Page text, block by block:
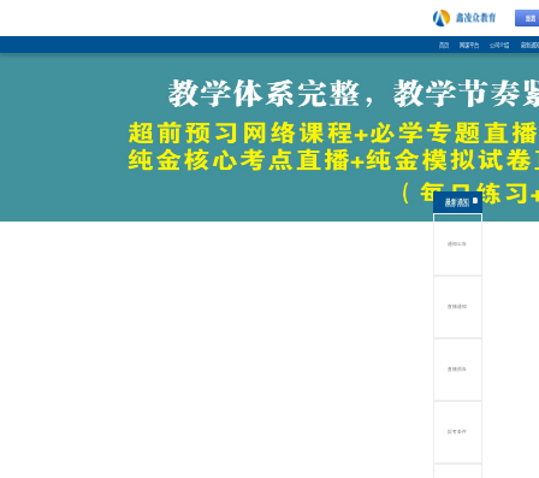
距离
距离
距离
距离
距离
首页 网课平台 公司介绍 最新通知
最新通知
notify center
通知公告
直播通知
直播预告
报考条件